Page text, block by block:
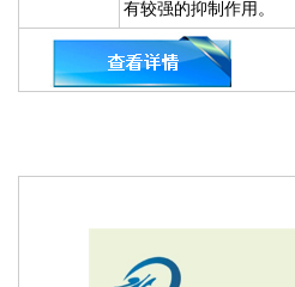
有较强的抑制作用。